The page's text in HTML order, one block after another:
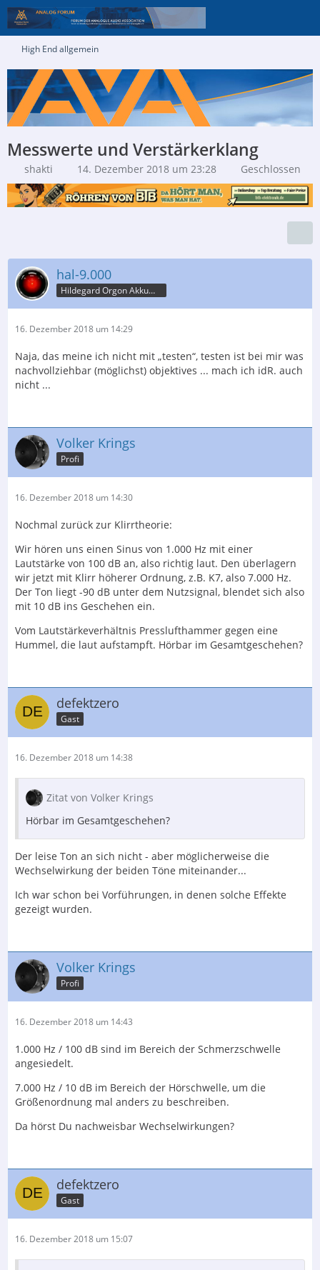
High End allgemein
Messwerte und Verstärkerklang
shakti 14. Dezember 2018 um 23:28 Geschlossen
hal-9.000
Hildegard Orgon Akkumulator
16. Dezember 2018 um 14:29
Naja, das meine ich nicht mit „testen“, testen ist bei mir was
nachvollziehbar (möglichst) objektives ... mach ich idR. auch
nicht ...
Volker Krings
Profi
16. Dezember 2018 um 14:30
Nochmal zurück zur Klirrtheorie:
Wir hören uns einen Sinus von 1.000 Hz mit einer
Lautstärke von 100 dB an, also richtig laut. Den überlagern
wir jetzt mit Klirr höherer Ordnung, z.B. K7, also 7.000 Hz.
Der Ton liegt -90 dB unter dem Nutzsignal, blendet sich also
mit 10 dB ins Geschehen ein.
Vom Lautstärkeverhältnis Presslufthammer gegen eine
Hummel, die laut aufstampft. Hörbar im Gesamtgeschehen?
defektzero
Gast
16. Dezember 2018 um 14:38
Zitat von Volker Krings
Hörbar im Gesamtgeschehen?
Der leise Ton an sich nicht - aber möglicherweise die
Wechselwirkung der beiden Töne miteinander...
Ich war schon bei Vorführungen, in denen solche Effekte
gezeigt wurden.
Volker Krings
Profi
16. Dezember 2018 um 14:43
1.000 Hz / 100 dB sind im Bereich der Schmerzschwelle
angesiedelt.
7.000 Hz / 10 dB im Bereich der Hörschwelle, um die
Größenordnung mal anders zu beschreiben.
Da hörst Du nachweisbar Wechselwirkungen?
defektzero
Gast
16. Dezember 2018 um 15:07